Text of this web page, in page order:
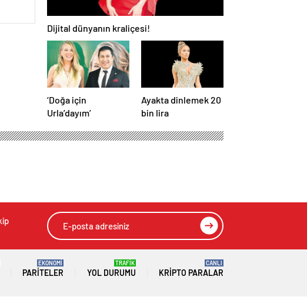
Dijital dünyanın kraliçesi!
‘Doğa için
Urla’dayım’
Ayakta dinlemek 20
bin lira
PARITELER
EKONOMİ
YOL DURUMU
TRAFİK
KRIPTO PARALAR
CANLI